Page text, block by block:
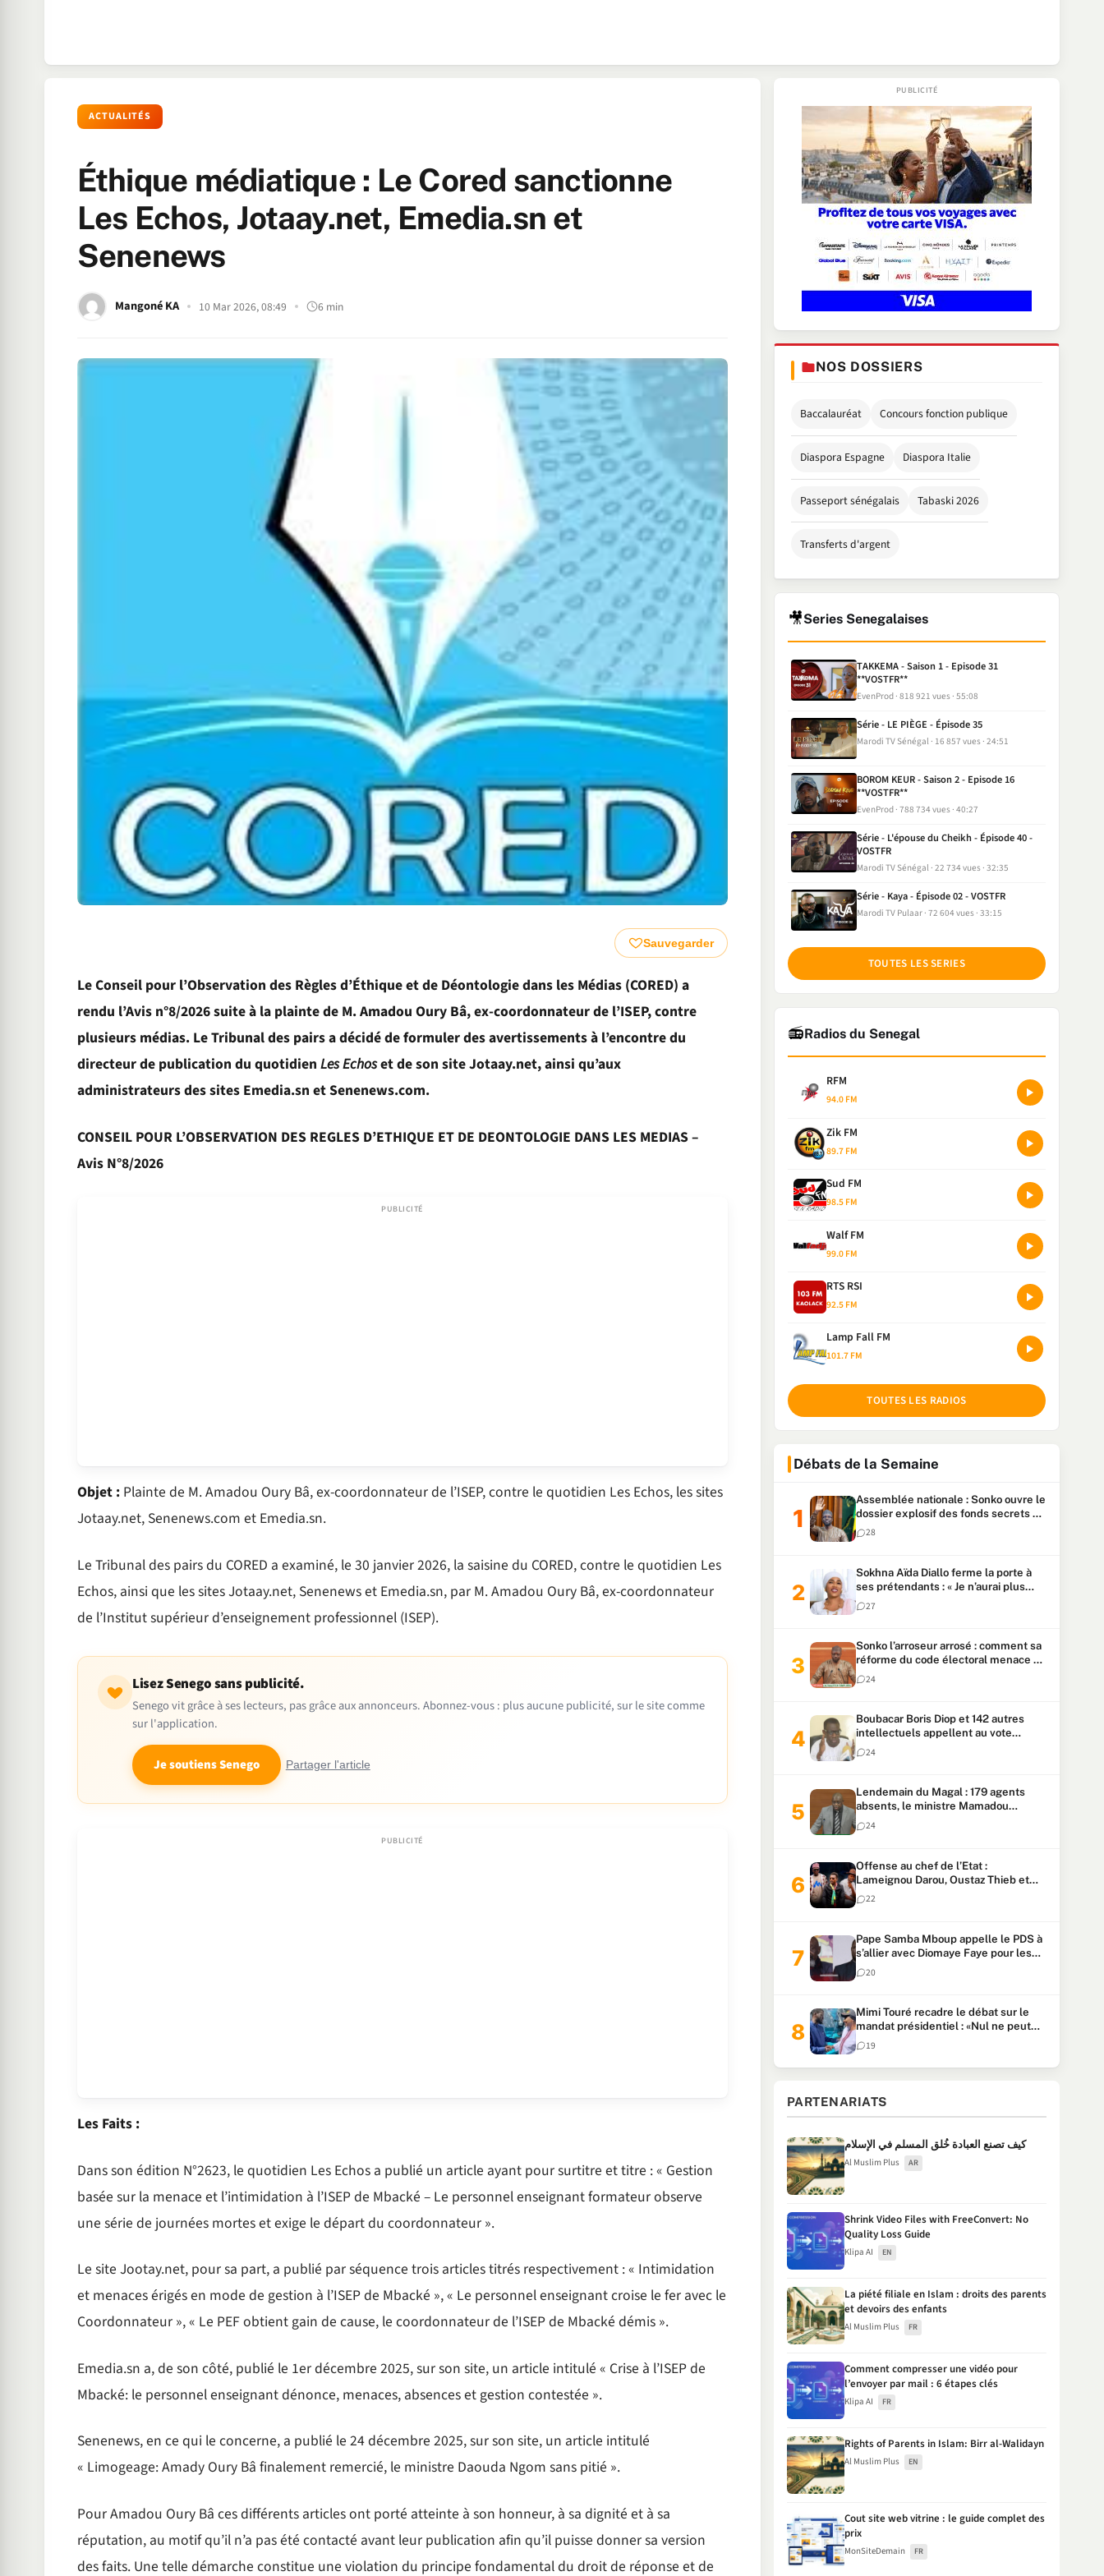
ACTUALITÉS
Éthique médiatique : Le Cored sanctionne
Les Echos, Jotaay.net, Emedia.sn et
Senenews
Mangoné KA 10 Mar 2026, 08:49 6 min
Sauvegarder
Le Conseil pour l’Observation des Règles d’Éthique et de Déontologie dans les Médias (CORED) a
rendu l’Avis n°8/2026 suite à la plainte de M. Amadou Oury Bâ, ex-coordonnateur de l’ISEP, contre
plusieurs médias. Le Tribunal des pairs a décidé de formuler des avertissements à l’encontre du
directeur de publication du quotidien Les Echoset de son site Jotaay.net, ainsi qu’aux
administrateurs des sites Emedia.sn et Senenews.com.
CONSEIL POUR L’OBSERVATION DES REGLES D’ETHIQUE ET DE DEONTOLOGIE DANS LES MEDIAS –
Avis N°8/2026
Objet :Plainte de M. Amadou Oury Bâ, ex-coordonnateur de l’ISEP, contre le quotidien Les Echos, les sites
Jotaay.net, Senenews.com et Emedia.sn.
Le Tribunal des pairs du CORED a examiné, le 30 janvier 2026, la saisine du CORED, contre le quotidien Les
Echos, ainsi que les sites Jotaay.net, Senenews et Emedia.sn, par M. Amadou Oury Bâ, ex-coordonnateur
de l’Institut supérieur d’enseignement professionnel (ISEP).
Lisez Senego sans publicité.
Senego vit grâce à ses lecteurs, pas grâce aux annonceurs. Abonnez-vous : plus aucune publicité, sur le site comme
sur l'application.
Je soutiens Senego Partager l'article
Les Faits :
Dans son édition N°2623, le quotidien Les Echos a publié un article ayant pour surtitre et titre : « Gestion
basée sur la menace et l’intimidation à l’ISEP de Mbacké – Le personnel enseignant formateur observe
une série de journées mortes et exige le départ du coordonnateur ».
Le site Jootay.net, pour sa part, a publié par séquence trois articles titrés respectivement : « Intimidation
et menaces érigés en mode de gestion à l’ISEP de Mbacké », « Le personnel enseignant croise le fer avec le
Coordonnateur », « Le PEF obtient gain de cause, le coordonnateur de l’ISEP de Mbacké démis ».
Emedia.sn a, de son côté, publié le 1er décembre 2025, sur son site, un article intitulé « Crise à l’ISEP de
Mbacké: le personnel enseignant dénonce, menaces, absences et gestion contestée ».
Senenews, en ce qui le concerne, a publié le 24 décembre 2025, sur son site, un article intitulé
« Limogeage: Amady Oury Bâ finalement remercié, le ministre Daouda Ngom sans pitié ».
Pour Amadou Oury Bâ ces différents articles ont porté atteinte à son honneur, à sa dignité et à sa
réputation, au motif qu’il n’a pas été contacté avant leur publication afin qu’il puisse donner sa version
des faits. Une telle démarche constitue une violation du principe fondamental du droit de réponse et de
NOS DOSSIERS
Baccalauréat Concours fonction publique
Diaspora Espagne Diaspora Italie
Passeport sénégalais Tabaski 2026
Transferts d'argent
🎥Series Senegalaises
TAKKEMA - Saison 1 - Episode 31
**VOSTFR**
EvenProd 818 921 vues 55:08
Série - LE PIÈGE - Épisode 35
Marodi TV Sénégal 16 857 vues 24:51
BOROM KEUR - Saison 2 - Episode 16
**VOSTFR**
EvenProd 788 734 vues 40:27
Série - L'épouse du Cheikh - Épisode 40 -
VOSTFR
Marodi TV Sénégal 22 734 vues 32:35
Série - Kaya - Épisode 02 - VOSTFR
Marodi TV Pulaar 72 604 vues 33:15
TOUTES LES SERIES
📻Radios du Senegal
RFM
94.0 FM
Zik FM
89.7 FM
Sud FM
98.5 FM
Walf FM
99.0 FM
RTS RSI
92.5 FM
Lamp Fall FM
101.7 FM
TOUTES LES RADIOS
Débats de la Semaine
Assemblée nationale : Sonko ouvre le
dossier explosif des fonds secrets et
du patrimoine présidentiel
28
Sokhna Aïda Diallo ferme la porte à
ses prétendants : « Je n’aurai plus
jamais un autre mari »
27
Sonko l’arroseur arrosé : comment sa
réforme du code électoral menace sa
candidature
24
Boubacar Boris Diop et 142 autres
intellectuels appellent au vote
urgent de la révision
constitutionnelle
24
Lendemain du Magal : 179 agents
absents, le ministre Mamadou
Lamine Dianté exige des explications
24
Offense au chef de l’Etat :
Lameignou Darou, Oustaz Thieb et
Ndiaye Touba lourdement
condamnés
22
Pape Samba Mboup appelle le PDS à
s’allier avec Diomaye Faye pour les
locales et tacle Sonko
20
Mimi Touré recadre le débat sur le
mandat présidentiel : «Nul ne peut
faire plus de deux mandats
consécutifs de 5 ans»
19
PARTENARIATS
كيف تصنع العبادة خُلق المسلم في الإسلام
Al Muslim Plus AR
Shrink Video Files with FreeConvert: No
Quality Loss Guide
Klipa AI EN
La piété filiale en Islam : droits des parents
et devoirs des enfants
Al Muslim Plus FR
Comment compresser une vidéo pour
l’envoyer par mail : 6 étapes clés
Klipa AI FR
Rights of Parents in Islam: Birr al-Walidayn
Al Muslim Plus EN
Cout site web vitrine : le guide complet des
prix
MonSiteDemain FR